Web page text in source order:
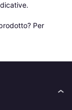
Per